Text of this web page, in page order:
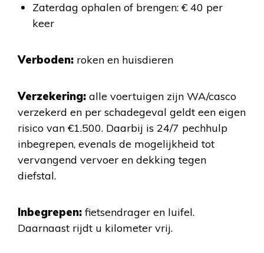
Zaterdag ophalen of brengen: € 40 per
keer
Verboden: roken en huisdieren
Verzekering: alle voertuigen zijn WA/casco
verzekerd en per schadegeval geldt een eigen
risico van €1.500. Daarbij is 24/7 pechhulp
inbegrepen, evenals de mogelijkheid tot
vervangend vervoer en dekking tegen
diefstal.
Inbegrepen: fietsendrager en luifel.
Daarnaast rijdt u kilometer vrij.